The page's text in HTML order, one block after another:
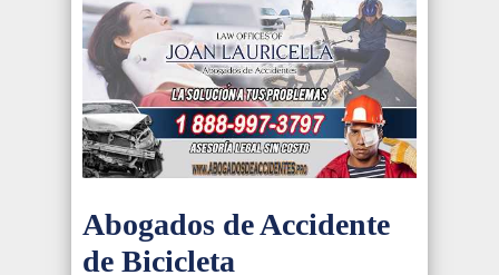
Abogados de Accidente
de Bicicleta